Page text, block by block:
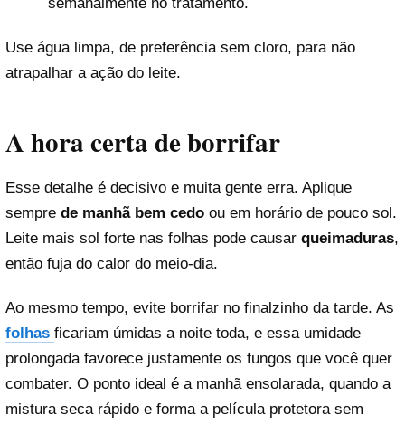
Use água limpa, de preferência sem cloro, para não
atrapalhar a ação do leite.
A hora certa de borrifar
Esse detalhe é decisivo e muita gente erra. Aplique
sempre de manhã bem cedo ou em horário de pouco sol.
Leite mais sol forte nas folhas pode causar queimaduras,
então fuja do calor do meio-dia.
Ao mesmo tempo, evite borrifar no finalzinho da tarde. As
folhas ficariam úmidas a noite toda, e essa umidade
prolongada favorece justamente os fungos que você quer
combater. O ponto ideal é a manhã ensolarada, quando a
mistura seca rápido e forma a película protetora sem